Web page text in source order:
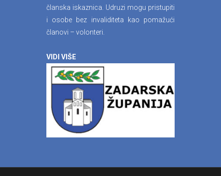
članska iskaznica. Udruzi mogu pristupiti
i osobe bez invaliditeta kao pomažući
članovi – volonteri.
VIDI VIŠE